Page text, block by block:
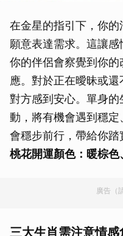
在金星的指引下，你
願意表達需求。這讓感
你的伴侶會察覺到你
應。對於正在曖昧或
對方感到安心。單身
動，將有機會遇到穩
會穩步前行，帶給你踏
桃花開運顏色：暖棕色
廣告（
三大生肖需注意情感